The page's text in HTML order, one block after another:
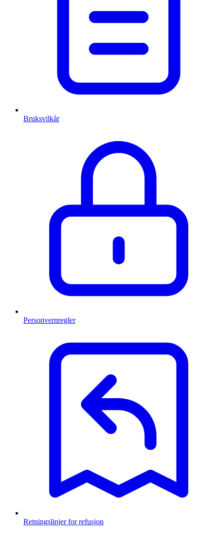
Bruksvilkår
Personvernregler
Retningslinjer for refusjon